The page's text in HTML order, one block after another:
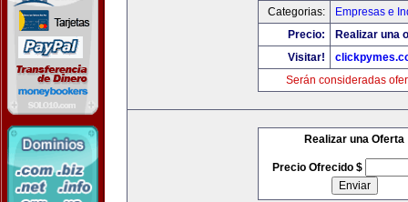
Categorias:
Empresas e
Precio:
Realizar una
Visitar!
Serán consideradas
Realizar una Oferta
Precio Ofrecido $